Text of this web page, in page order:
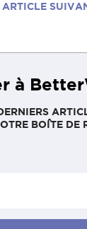
ARTICLE
à
BOÎTE DE